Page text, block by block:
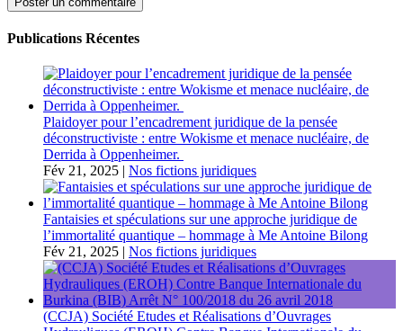
Publications Récentes
Plaidoyer pour l’encadrement juridique de la pensée
déconstructiviste : entre Wokisme et menace nucléaire, de
Derrida à Oppenheimer.
Fév 21, 2025 | Nos fictions juridiques
Fantaisies et spéculations sur une approche juridique de
l’immortalité quantique – hommage à Me Antoine Bilong
Fév 21, 2025 | Nos fictions juridiques
(CCJA) Société Etudes et Réalisations d’Ouvrages